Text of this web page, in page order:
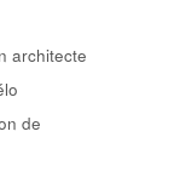
architecte
de